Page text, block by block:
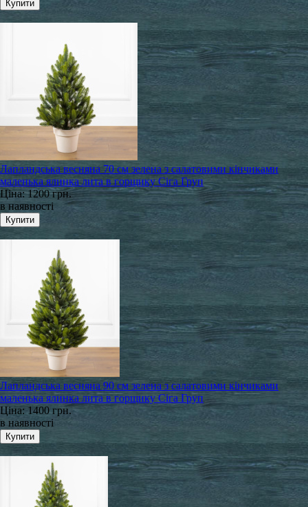
Лапландська весняна 70 см зелена з салатовими кінчиками
маленька ялинка лита в горщику Сіга Груп
Ціна:1200 грн.
в наявності
Лапландська весняна 90 см зелена з салатовими кінчиками
маленька ялинка лита в горщику Сіга Груп
Ціна:1400 грн.
в наявності